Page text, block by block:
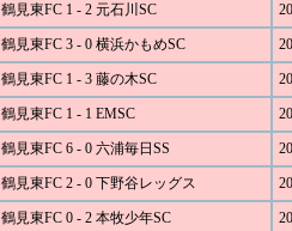
鶴見東FC 1 - 2 元石川SC
鶴見東FC 3 - 0 横浜かもめSC
鶴見東FC 1 - 3 藤の木SC
鶴見東FC 1 - 1 EMSC
鶴見東FC 6 - 0 六浦毎日SS
鶴見東FC 2 - 0 下野谷レッグス
鶴見東FC 0 - 2 本牧少年SC